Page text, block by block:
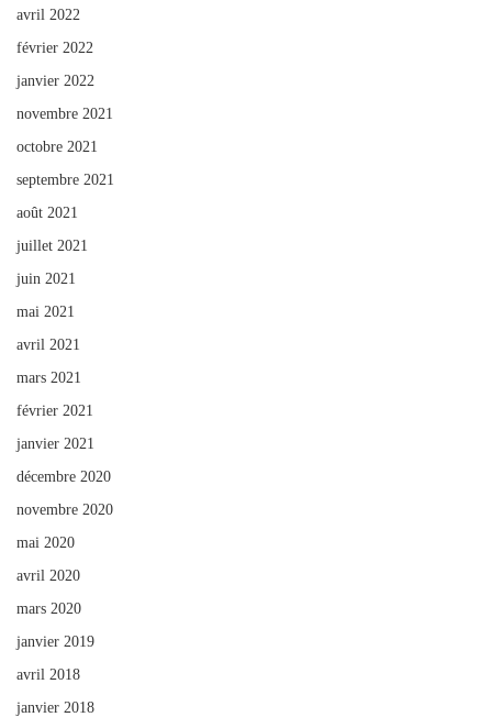
avril 2022
février 2022
janvier 2022
novembre 2021
octobre 2021
septembre 2021
août 2021
juillet 2021
juin 2021
mai 2021
avril 2021
mars 2021
février 2021
janvier 2021
décembre 2020
novembre 2020
mai 2020
avril 2020
mars 2020
janvier 2019
avril 2018
janvier 2018